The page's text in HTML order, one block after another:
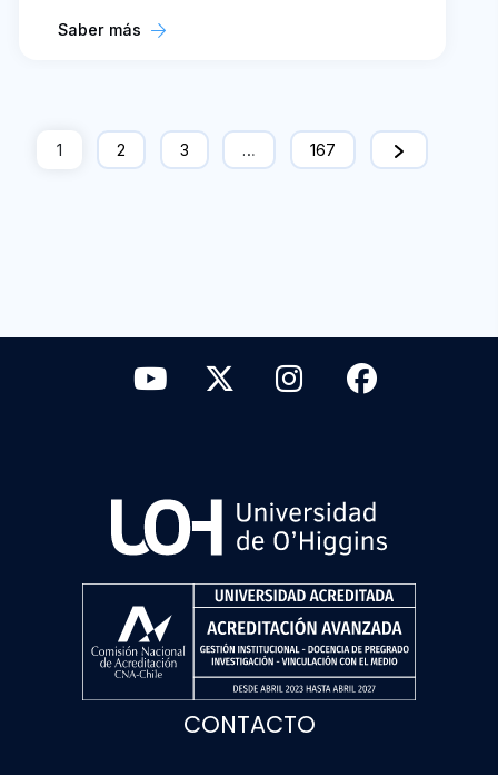
Saber más
1 2 3 … 167
CONTACTO